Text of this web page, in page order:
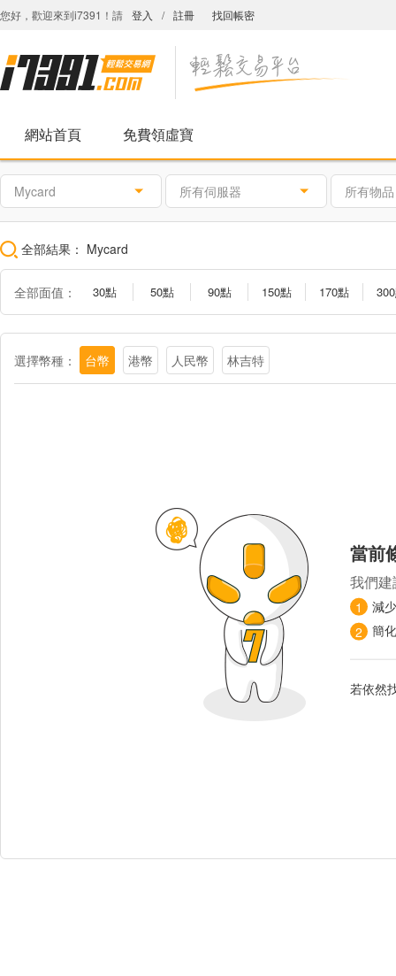
您好，歡迎來到i7391！請 登入 / 註冊 找回帳密
網站首頁 免費領虛寶
Mycard 所有伺服器 所有物品
全部結果： Mycard
全部面值： 30點 50點 90點 150點 170點
1000點
1150點 1490點 1690點 2000點
活動2000點
會員專屬卡2500點 黑色沙漠專屬卡2499點
選擇幣種： 台幣 港幣 人民幣 林吉特
當前
我們
1
減
2 簡
若依然